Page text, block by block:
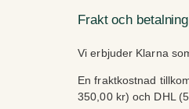
Frakt och betalning
Vi erbjuder Klarna
En fraktkostnad
350,00 kr) och DHL